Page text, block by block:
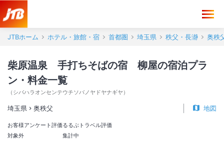
JTBホーム ホテル・旅館・宿 首都圏 埼玉県 秩父・長瀞 奥秩
柴原温泉 手打ちそばの宿 柳屋の宿泊プラ
ン・料金一覧
（ シバハラオンセンテウチソバノヤドヤナギヤ ）
埼玉県 奥秩父 地図
お客様アンケート評価
対象外
るるぶトラベル評価
集計中